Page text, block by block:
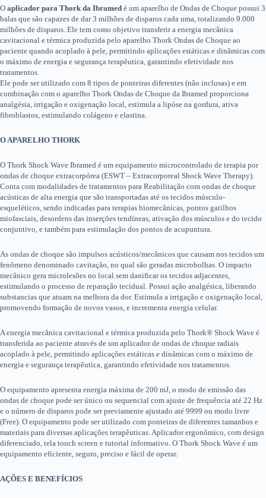
O aplicador para Thork da Ibramed é um aparelho de Ondas de Choque possui 3
balas que são capazes de dar 3 milhões de disparos cada uma, totalizando 9.000
milhões de disparos. Ele tem como objetivo transferir a energia mecânica
cavitacional e térmica produzida pelo aparelho Thork Ondas de Choque ao
paciente quando acoplado à pele, permitindo aplicações estáticas e dinâmicas com
o máximo de energia e segurança terapêutica, garantindo efetividade nos
tratamentos.
Ele pode ser utilizado com 8 tipos de ponteiras diferentes (não inclusas) e em
combinação com o aparelho Thork Ondas de Choque da Ibramed proporciona
analgésia, irrigação e oxigenação local, estimula a lipóse na gordura, ativa
fibroblastos, estimulando colágeno e elastina.
O APARELHO THORK
O Thork Shock Wave Ibramed é um equipamento microcontrolado de terapia por
ondas de choque extracorpórea (ESWT – Extracorporeal Shock Wave Therapy).
Conta com modalidades de tratamentos para Reabilitação com ondas de choque
acústicas de alta energia que são transportadas até os tecidos músculo-
esqueléticos, sendo indicadas para terapias biomecânicas, pontos gatilhos
miofasciais, desordens das inserções tendíneas, ativação dos músculos e do tecido
conjuntivo, e também para estimulação dos pontos de acupuntura.
As ondas de choque são impulsos acústicos/mecânicos que causam nos tecidos um
fenômeno denominado cavitação, no qual são geradas microbolhas. O impacto
mecânico gera microlesões no local sem danificar os tecidos adjacentes,
estimulando o processo de reparação tecidual. Possui ação analgésica, liberando
substancias que atuam na melhora da dor. Estimula a irrigação e oxigenação local,
promovendo formação de novos vasos, e incrementa energia celular.
A energia mecânica cavitacional e térmica produzida pelo Thork® Shock Wave é
transferida ao paciente através de um aplicador de ondas de choque radiais
acoplado à pele, permitindo aplicações estáticas e dinâmicas com o máximo de
energia e segurança terapêutica, garantindo efetividade nos tratamentos.
O equipamento apresenta energia máxima de 200 mJ, o modo de emissão das
ondas de choque pode ser único ou sequencial com ajuste de frequência até 22 Hz
e o número de disparos pode ser previamente ajustado até 9999 ou modo livre
(Free). O equipamento pode ser utilizado com ponteiras de diferentes tamanhos e
materiais para diversas aplicações terapêuticas. Aplicador ergonômico, com design
diferenciado, tela touch screen e tutorial informativo. O Thork Shock Wave é um
equipamento eficiente, seguro, preciso e fácil de operar.
AÇÕES E BENEFÍCIOS